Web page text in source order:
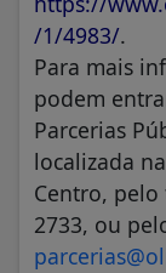
/1/4983/.
Para mais
podem
Parcerias
localizada
Centro, pelo
2733, ou